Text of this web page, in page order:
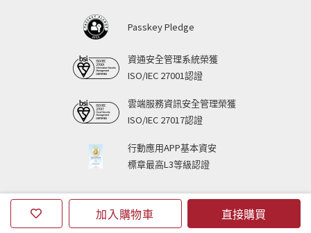
加入購物車 直接購買
Passkey Pledge
資通安全管理系統榮獲
ISO/IEC 27001認證
雲端服務資訊安全管理榮獲
ISO/IEC 27017認證
行動應用APP基本資安
標章最高L3等級認證